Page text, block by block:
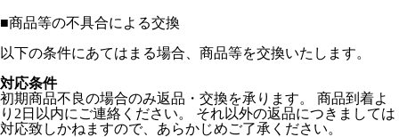
■商品等の不具合による交換
以下の条件にあてはまる場合、商品等を交換いたします。
対応条件
初期商品不良の場合のみ返品・交換を承ります。 商品到着よ
り2日以内にご連絡ください。 それ以外の返品につきましては
対応致しかねますので、あらかじめご了承ください。